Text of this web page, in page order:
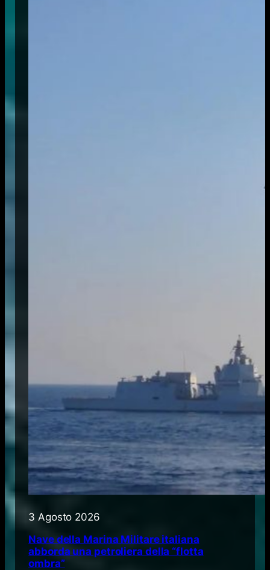
3 Agosto 2026
Nave della Marina Militare italiana
abborda una petroliera della “flotta
ombra”